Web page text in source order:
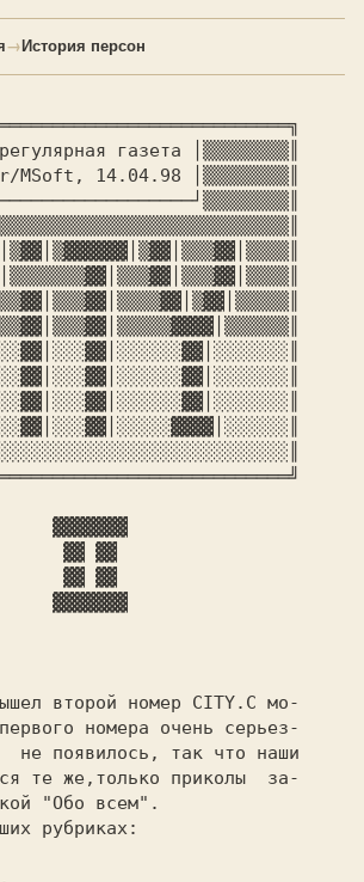
→История персон
газета │▒▒▒▒▒▒▒▒║
MSoft, 14.04.98 │▒▒▒▒▒▒▒▒║
номера очень серьез-
не появилось, так что наши
те же,только приколы  за-
"Обо всем".